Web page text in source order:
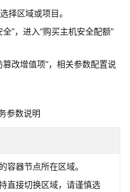
择区域或项目。
全”，进入“购买主机安全配额”
篡改增值项”，相关参数配置说
参数说明
容器节点所在区域。
直接切换区域，请谨慎选